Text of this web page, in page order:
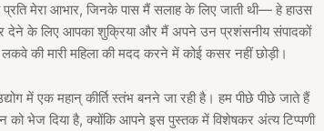
मेरा आभार, जिनके पास मैं सलाह के लिए जाती थी— हे हाउस
के लिए आपका शुक्रिया और मैं अपने उन प्रशंसनीय संपादकों
की मारी महिला की मदद करने में कोई कसर नहीं छोड़ी।
में एक महान् कीर्ति स्तंभ बनने जा रही है। हम पीछे पीछे जाते हैं
भेज दिया है, क्योंकि आपने इस पुस्तक में विशेषकर अंत्य टिप्पणी